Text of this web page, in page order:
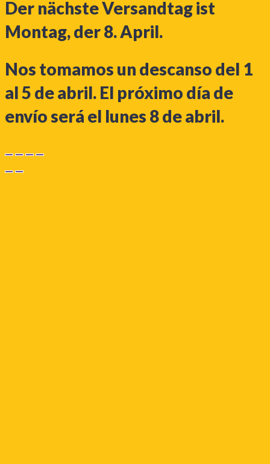
Der nächste Versandtag ist
Montag, der 8. April.
Nos tomamos un descanso del 1
al 5 de abril. El próximo día de
envío será el lunes 8 de abril.